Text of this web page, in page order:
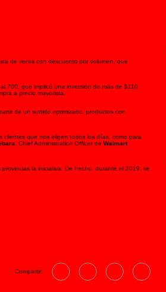
de venta con descuento por volumen, que
700 que implicó una inversión de más de $110
a precio mayorista.
de un surtido optimizado, productos con
clientes que nos eligen todos los días, como para
, Chief Administration Officer de Walmart
la iniciativa. De hecho, durante el 2019, se
Compartir: